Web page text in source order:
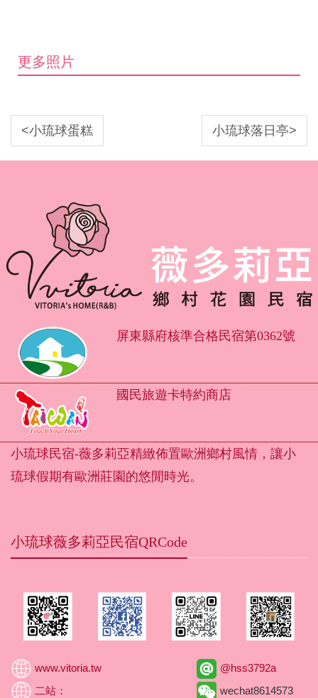
更多照片
<小琉球蛋糕 小琉球落日亭>
屏東縣府核準合格民宿第0362號
國民旅遊卡特約商店
小琉球民宿-薇多莉亞精緻佈置歐洲鄉村風情，讓小
琉球假期有歐洲莊園的悠閒時光。
小琉球薇多莉亞民宿QRCode
www.vitoria.tw
@hss3792a
二站：
wechat8614573